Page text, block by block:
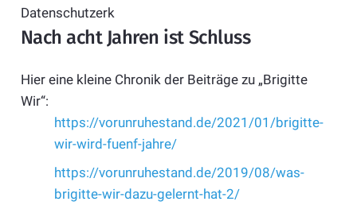
Datenschutzerk
Nach acht Jahren ist Schluss
Hier eine kleine Chronik der Beiträge zu „Brigitte
Wir“:
https://vorunruhestand.de/2021/01/brigitte-
wir-wird-fuenf-jahre/
https://vorunruhestand.de/2019/08/was-
brigitte-wir-dazu-gelernt-hat-2/